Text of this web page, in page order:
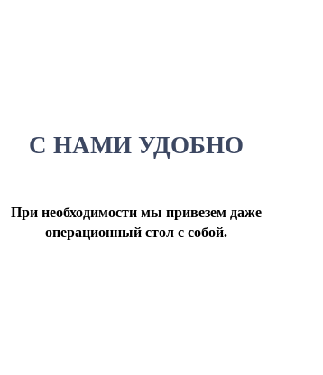
С НАМИ УДОБНО
При необходимости мы привезем даже
операционный стол с собой.